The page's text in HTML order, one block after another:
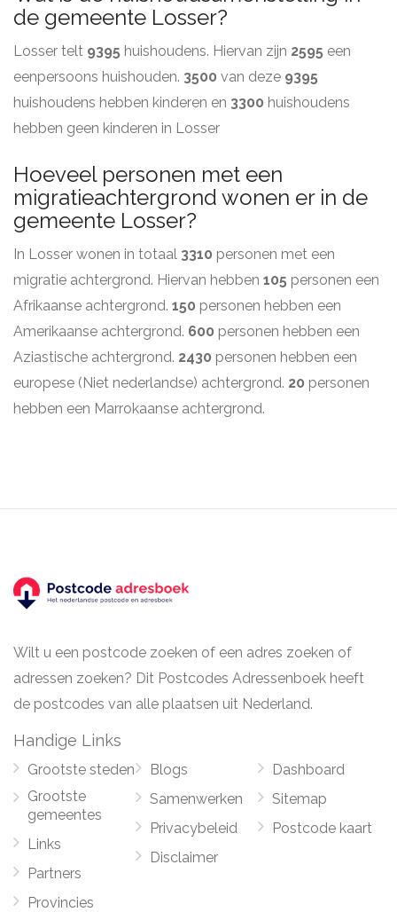
de gemeente Losser?
Losser telt 9395 huishoudens. Hiervan zijn 2595 een
eenpersoons huishouden. 3500 van deze 9395
huishoudens hebben kinderen en 3300 huishoudens
hebben geen kinderen in Losser
Hoeveel personen met een
migratieachtergrond wonen er in de
gemeente Losser?
In Losser wonen in totaal 3310 personen met een
migratie achtergrond. Hiervan hebben 105 personen een
Afrikaanse achtergrond. 150 personen hebben een
Amerikaanse achtergrond. 600 personen hebben een
Aziastische achtergrond. 2430 personen hebben een
europese (Niet nederlandse) achtergrond. 20 personen
hebben een Marrokaanse achtergrond.
Wilt u een postcode zoeken of een adres zoeken of
adressen zoeken? Dit Postcodes Adressenboek heeft
de postcodes van alle plaatsen uit Nederland.
Handige Links
Grootste steden
Grootste
gemeentes
Links
Partners
Provincies
Blogs
Samenwerken
Privacybeleid
Disclaimer
Dashboard
Sitemap
Postcode kaart